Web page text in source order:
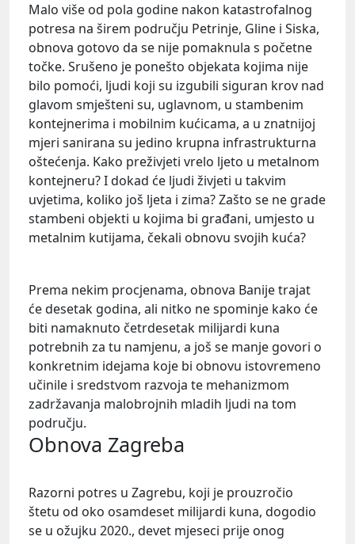
Malo više od pola godine nakon katastrofalnog
potresa na širem području Petrinje, Gline i Siska,
obnova gotovo da se nije pomaknula s početne
točke. Srušeno je ponešto objekata kojima nije
bilo pomoći, ljudi koji su izgubili siguran krov nad
glavom smješteni su, uglavnom, u stambenim
kontejnerima i mobilnim kućicama, a u znatnijoj
mjeri sanirana su jedino krupna infrastrukturna
oštećenja. Kako preživjeti vrelo ljeto u metalnom
kontejneru? I dokad će ljudi živjeti u takvim
uvjetima, koliko još ljeta i zima? Zašto se ne grade
stambeni objekti u kojima bi građani, umjesto u
metalnim kutijama, čekali obnovu svojih kuća?
Prema nekim procjenama, obnova Banije trajat
će desetak godina, ali nitko ne spominje kako će
biti namaknuto četrdesetak milijardi kuna
potrebnih za tu namjenu, a još se manje govori o
konkretnim idejama koje bi obnovu istovremeno
učinile i sredstvom razvoja te mehanizmom
zadržavanja malobrojnih mladih ljudi na tom
području.
Obnova Zagreba
Razorni potres u Zagrebu, koji je prouzročio
štetu od oko osamdeset milijardi kuna, dogodio
se u ožujku 2020., devet mjeseci prije onog